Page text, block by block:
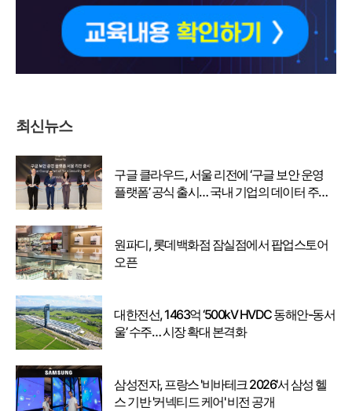
최신뉴스
구글 클라우드, 서울 리전에 ‘구글 보안 운영
플랫폼’ 공식 출시… 국내 기업의 데이터 주권
원파디, 롯데백화점 잠실점에서 팝업스토어
오픈
대한전선, 1463억 ‘500kV HVDC 동해안-동서
울’ 수주… 시장 확대 본격화
삼성전자, 프랑스 '비바테크 2026'서 삼성 헬
스 기반 '커넥티드 케어' 비전 공개